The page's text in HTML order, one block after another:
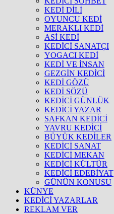
KEDİ DİLİ
OYUNCU KEDİ
MERAKLI KEDİ
ASİ KEDİ
KEDİCİ SANATÇI
YOGACI KEDİ
KEDİ VE İNSAN
GEZGİN KEDİCİ
KEDİ GÖZÜ
KEDİ SÖZÜ
KEDİCİ GÜNLÜK
KEDİCİ YAZAR
SAFKAN KEDİCİ
YAVRU KEDİCİ
BÜYÜK KEDİLER
KEDİCİ SANAT
KEDİCİ MEKAN
KEDİCİ KÜLTÜR
KEDİCİ EDEBİYAT
GÜNÜN KONUSU
KÜNYE
KEDİCİ YAZARLAR
REKLAM VER